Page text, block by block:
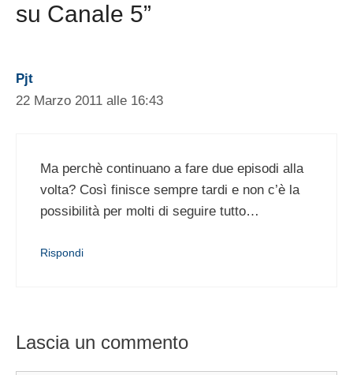
su Canale 5”
Pjt
22 Marzo 2011 alle 16:43
Ma perchè continuano a fare due episodi alla
volta? Così finisce sempre tardi e non c’è la
possibilità per molti di seguire tutto…
Rispondi
Lascia un commento